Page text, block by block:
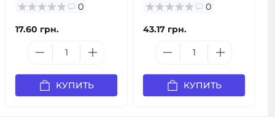
0
17.60 грн.
КУПИТЬ
0
43.17 грн.
КУПИТЬ